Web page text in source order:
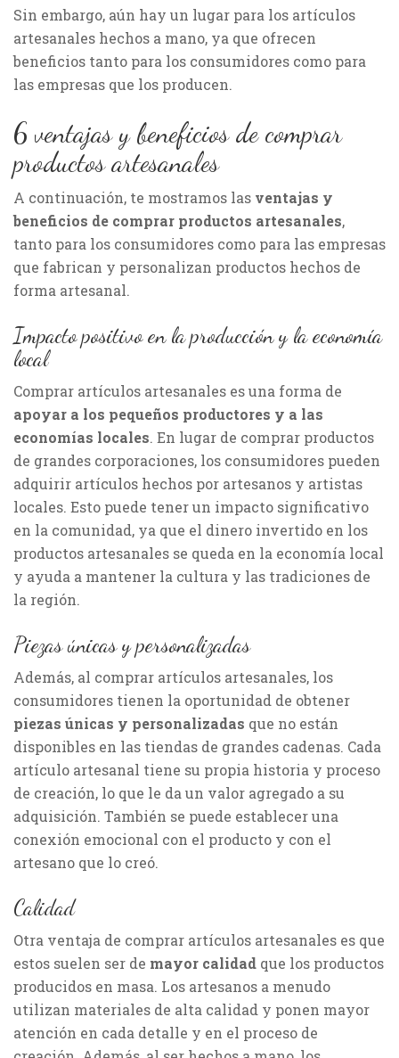
Sin embargo, aún hay un lugar para los artículos
artesanales hechos a mano, ya que ofrecen
beneficios tanto para los consumidores como para
las empresas que los producen.
6 ventajas y beneficios de comprar
productos artesanales
A continuación, te mostramos las ventajas y
beneficios de comprar productos artesanales,
tanto para los consumidores como para las empresas
que fabrican y personalizan productos hechos de
forma artesanal.
Impacto positivo en la producción y la economía
local
Comprar artículos artesanales es una forma de
apoyar a los pequeños productores y a las
economías locales. En lugar de comprar productos
de grandes corporaciones, los consumidores pueden
adquirir artículos hechos por artesanos y artistas
locales. Esto puede tener un impacto significativo
en la comunidad, ya que el dinero invertido en los
productos artesanales se queda en la economía local
y ayuda a mantener la cultura y las tradiciones de
la región.
Piezas únicas y personalizadas
Además, al comprar artículos artesanales, los
consumidores tienen la oportunidad de obtener
piezas únicas y personalizadas que no están
disponibles en las tiendas de grandes cadenas. Cada
artículo artesanal tiene su propia historia y proceso
de creación, lo que le da un valor agregado a su
adquisición. También se puede establecer una
conexión emocional con el producto y con el
artesano que lo creó.
Calidad
Otra ventaja de comprar artículos artesanales es que
estos suelen ser de mayor calidad que los productos
producidos en masa. Los artesanos a menudo
utilizan materiales de alta calidad y ponen mayor
atención en cada detalle y en el proceso de